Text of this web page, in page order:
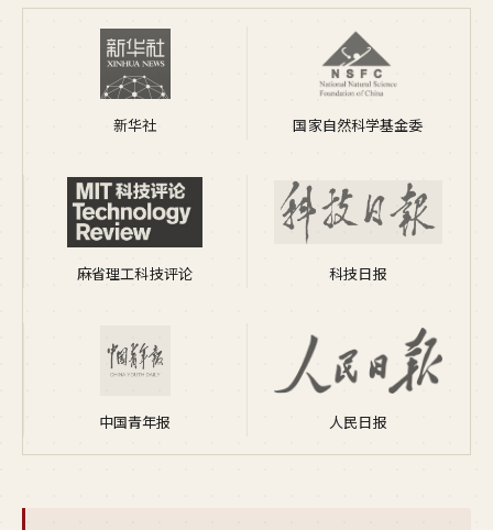
新华社 国家自然科学基金委
麻省理工科技评论 科技日报
中国青年报 人民日报